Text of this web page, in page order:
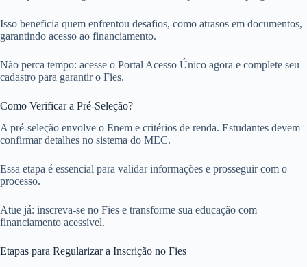
Isso beneficia quem enfrentou desafios, como atrasos em documentos,
garantindo acesso ao financiamento.
Não perca tempo: acesse o Portal Acesso Único agora e complete seu
cadastro para garantir o Fies.
Como Verificar a Pré-Seleção?
A pré-seleção envolve o Enem e critérios de renda. Estudantes devem
confirmar detalhes no sistema do MEC.
Essa etapa é essencial para validar informações e prosseguir com o
processo.
Atue já: inscreva-se no Fies e transforme sua educação com
financiamento acessível.
Etapas para Regularizar a Inscrição no Fies